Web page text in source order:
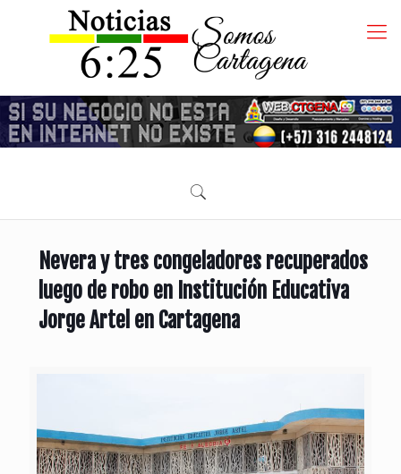
Nevera y tres congeladores recuperados
luego de robo en Institución Educativa
Jorge Artel en Cartagena